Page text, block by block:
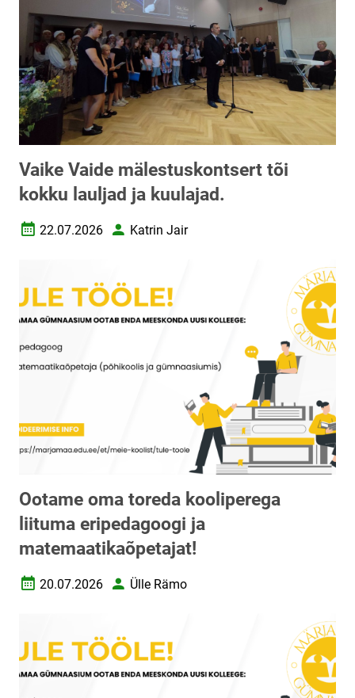
Vaike Vaide mälestuskontsert tõi
kokku lauljad ja kuulajad.
Loomise kuupäev
22.07.2026 AutorKatrin Jair
Ootame oma toreda kooliperega
liituma eripedagoogi ja
matemaatikaõpetajat!
Loomise kuupäev
20.07.2026 AutorÜlle Rämo